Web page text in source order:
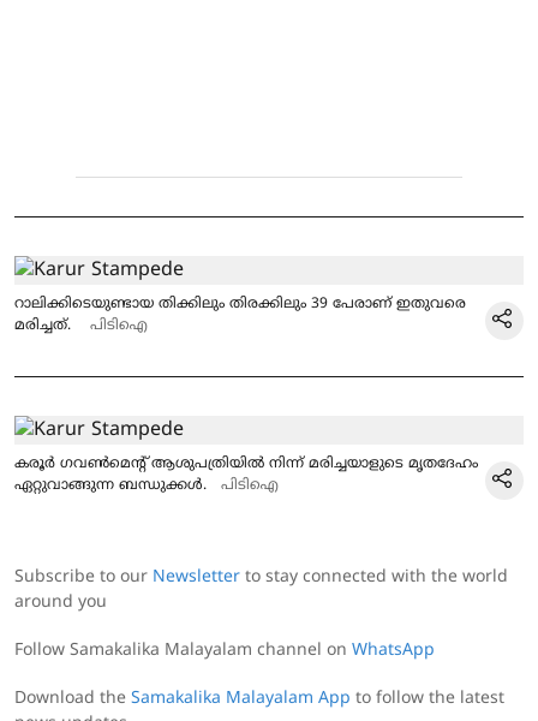
റാലിക്കിടെയുണ്ടായ തിക്കിലും തിരക്കിലും 39 പേരാണ് ഇതുവരെ
മരിച്ചത്.
പിടിഐ
കരൂർ ​ഗവൺമെന്റ് ആശുപത്രിയിൽ നിന്ന് മരിച്ചയാളുടെ മൃതദേഹം
ഏറ്റുവാങ്ങുന്ന ബന്ധുക്കൾ.
പിടിഐ
Subscribe to our Newsletter to stay connected with the world
around you
Follow Samakalika Malayalam channel on WhatsApp
Download the Samakalika Malayalam App to follow the latest